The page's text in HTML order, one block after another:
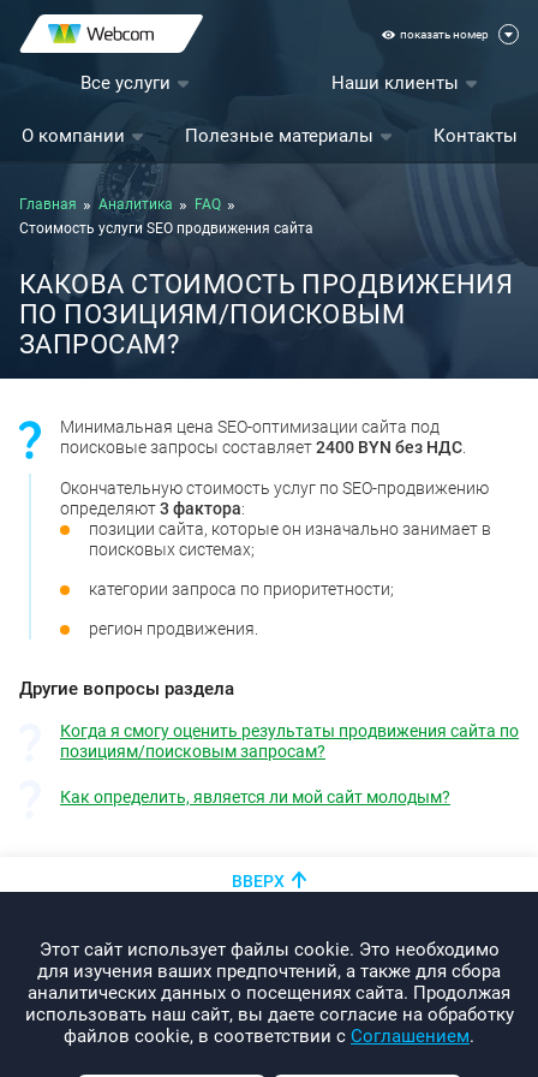
показать номер
Все услуги Наши клиенты
О компании Полезные материалы Контакты
Главная Аналитика
FAQ
Стоимость услуги SEO продвижения сайта
КАКОВА СТОИМОСТЬ ПРОДВИЖЕНИЯ
ПО ПОЗИЦИЯМ/ПОИСКОВЫМ
ЗАПРОСАМ?
Минимальная цена SEO-оптимизации сайта под
поисковые запросы составляет2400 BYN без НДС
Окончательную стоимость услуг по SEO-продвижению
определяют3 фактора:
позиции сайта, которые он изначально занимает в
поисковых системах;
категории запроса по приоритетности;
регион продвижения.
Другие вопросы раздела
Когда я смогу оценить результаты продвижения сайта по
позициям/поисковым запросам?
Как определить, является ли мой сайт молодым?
Этот сайт использует файлы cookie. Это необходимо
для изучения ваших предпочтений, а также для сбора
аналитических данных о посещениях сайта. Продолжая
использовать наш сайт, вы даете согласие на обработку
файлов cookie, в соответствии с Соглашением.
ВВЕРХ
info@promo-webcom.by